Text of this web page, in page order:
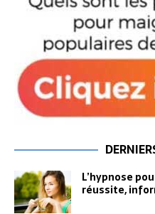
L’hypnose
réussite,